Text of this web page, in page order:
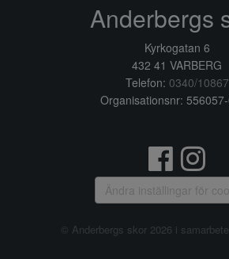
Anderbergs
Kyrkogatan 6
432 41 VARBERG
Telefon: 0340/10867
Organisationsnr:
Ändra inställingar för
© Anderbergs skor 2026 i